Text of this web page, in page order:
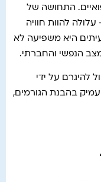
התחושה של
להוות חוויה
היא משפיעה לא
הנפשי והחברתי.
להיגרם על ידי
בהבנת הגורמים,